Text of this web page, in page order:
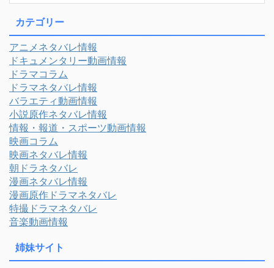
カテゴリー
アニメネタバレ情報
ドキュメンタリー動画情報
ドラマコラム
ドラマネタバレ情報
バラエティ動画情報
小説原作ネタバレ情報
情報・報道・スポーツ動画情報
映画コラム
映画ネタバレ情報
朝ドラネタバレ
漫画ネタバレ情報
漫画原作ドラマネタバレ
特撮ドラマネタバレ
音楽動画情報
姉妹サイト